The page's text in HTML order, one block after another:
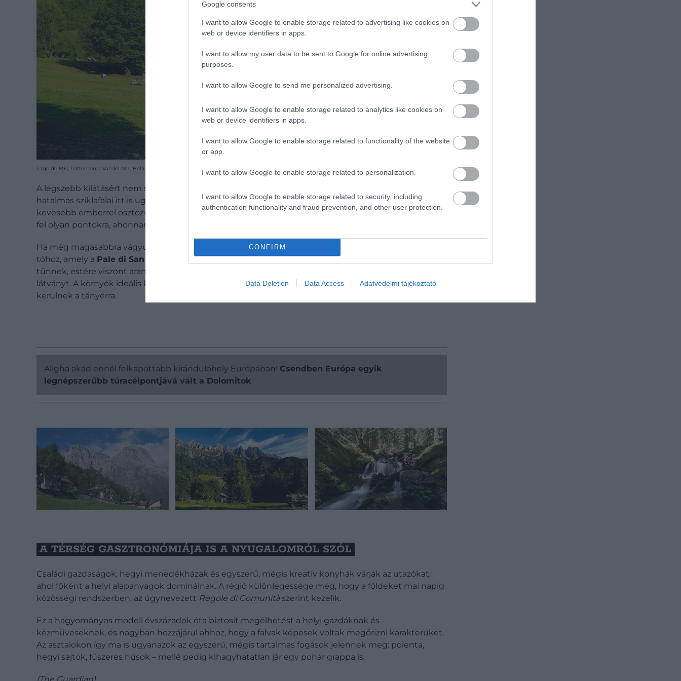
Google consents
I want to allow Google to enable storage related to advertising like cookies on
web or device identifiers in apps.
I want to allow my user data to be sent to Google for online advertising
purposes.
I want to allow Google to send me personalized advertising.
I want to allow Google to enable storage related to analytics like cookies on
web or device identifiers in apps.
I want to allow Google to enable storage related to functionality of the website
or app.
I want to allow Google to enable storage related to personalization.
I want to allow Google to enable storage related to security, including
authentication functionality and fraud prevention, and other user protection.
CONFIRM
Data Deletion Data Access Adatvédelmi tájékoztató
Lago de Mis, háttérben a Val del Mis, Belluno tartomány Dutch_Photos / Shutterstock
A legszebb kilátásért nem szabad kihagyni az
hatalmas sziklafalai itt is ugyanúgy magasodnak, mint a híresebb részeken, csak éppen sokkal
kevesebb emberrel osztozunk rajtuk. Egy-egy túra során vörösfenyveseken, nyílt legelőkön át jutunk
fel olyan pontokra, ahonnan a
Ha még magasabbra vágyunk, kötelező eltúráznunk aLago di Calaitához
tóhoz, amely a Pale di San Martino
sziklafalai alatt húzódik. Itt hajnalban a hegyek szürkének
tűnnek, estére viszont aranyszínű fénybe borulnak, miközben a vízfelszín tükörként veri vissza a
látványt. A környék ideális kiindulópont túrákhoz, akár egy kellemes ebédhez is, ahol a helyi fogások
kerülnek a tányérra.
Aligha akad ennél felkapottabb kirándulóhely Európában! Csendben Európa egyik
legnépszerűbb túracélpontjává vált a Dolomitok
A TÉRSÉG GASZTRONÓMIÁJA IS A NYUGALOMRÓL SZÓL
Családi gazdaságok, hegyi menedékházak és egyszerű, mégis kreatív konyhák várják az utazókat,
ahol főként a helyi alapanyagok dominálnak. A régió különlegessége még, hogy a földeket mai napig
közösségi rendszerben, az úgynevezett Regole di Comunitàszerint kezelik.
Ez a hagyományos modell évszázadok óta biztosít megélhetést a helyi gazdáknak és
kézműveseknek, és nagyban hozzájárul ahhoz, hogy a falvak képesek voltak megőrizni karakterüket.
Az asztalokon így ma is ugyanazok az egyszerű, mégis tartalmas fogások jelennek meg: polenta,
hegyi sajtok, fűszeres húsok – mellé pedig kihagyhatatlan jár egy pohár grappa is.